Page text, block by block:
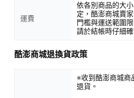
運費
依各別商品的大
定，酷澎商城賣
門檻與運送範圍
請於結帳時仔細
酷澎商城退換貨政策
※收到酷澎商城商
退貨。